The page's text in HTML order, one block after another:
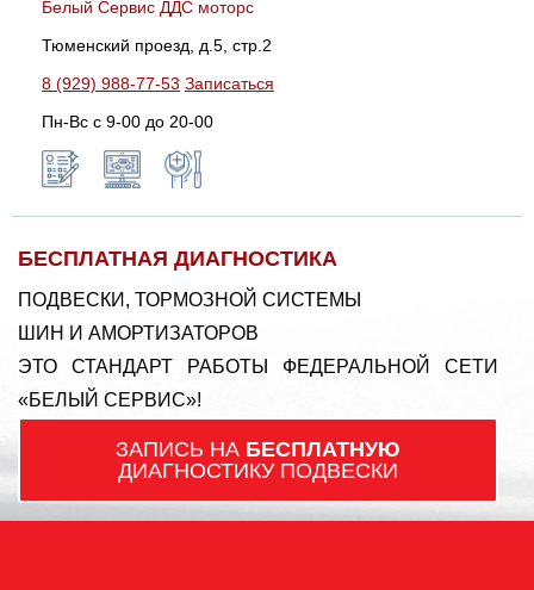
Белый Сервис ДДС моторс
Тюменский проезд, д.5, стр.2
8 (929) 988-77-53 Записаться
Пн-Вс c 9-00 до 20-00
БЕСПЛАТНАЯ ДИАГНОСТИКА
ПОДВЕСКИ, ТОРМОЗНОЙ СИСТЕМЫ
ШИН И АМОРТИЗАТОРОВ
ЭТО СТАНДАРТ РАБОТЫ ФЕДЕРАЛЬНОЙ СЕТИ
«БЕЛЫЙ СЕРВИС»!
ЗАПИСЬ НА БЕСПЛАТНУЮ
ДИАГНОСТИКУ ПОДВЕСКИ